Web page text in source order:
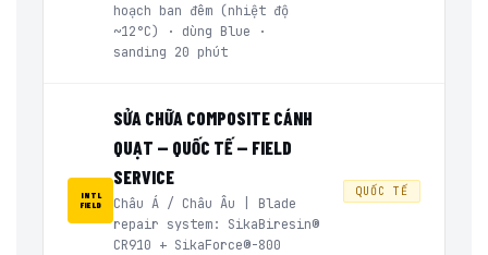
hoạch ban đêm (nhiệt độ
~12°C) · dùng Blue ·
sanding 20 phút
INTL
FIELD
SỬA CHỮA COMPOSITE CÁNH
QUẠT — QUỐC TẾ — FIELD
SERVICE
Châu Á / Châu Âu | Blade
repair system: SikaBiresin®
CR910 + SikaForce®-800
QUỐC TẾ